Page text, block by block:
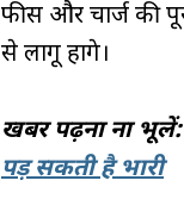
फीस और चार्ज की
से लागू होंगे।
खबर पढ़ना ना भूलें:
पड़ सकती है भारी